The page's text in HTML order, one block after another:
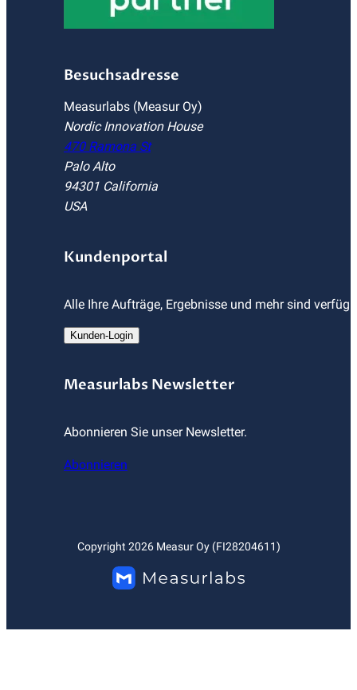
Besuchsadresse
Measurlabs (Measur Oy)
Nordic Innovation House
470 Ramona St
Palo Alto
94301 California
USA
Kundenportal
Alle Ihre Aufträge, Ergebnisse und mehr sind
Kunden-Login
Measurlabs Newsletter
Abonnieren Sie unser Newsletter.
Abonnieren
Copyright 2026Measur Oy (FI28204611)